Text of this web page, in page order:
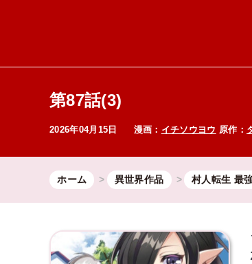
第87話(3)
2026年04月15日 漫画： イチソウヨウ 原作：
ホーム 異世界作品 村人転生 最